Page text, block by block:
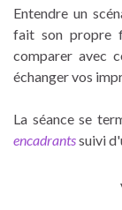
Entendre un
fait son propre
comparer avec
échanger vos
La séance se
encadrantssuivi